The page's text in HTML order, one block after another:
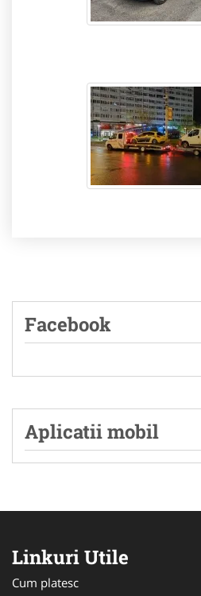
Facebook
Aplicatii mobil
Linkuri Utile
Cum platesc